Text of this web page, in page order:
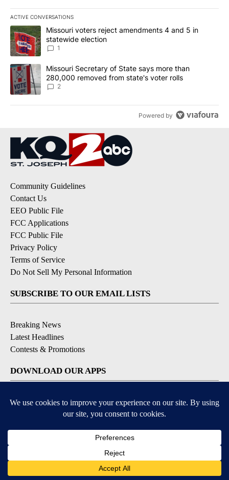
ACTIVE CONVERSATIONS
The following is a list of the most commented articles in the last
A trending article titled "Missouri voters reject amendments 4
Missouri voters reject amendments 4 and 5 in
statewide election
1
A trending article titled "Missouri Secretary of State says more
Missouri Secretary of State says more than
280,000 removed from state's voter rolls
2
Powered by
Community Guidelines
Contact Us
EEO Public File
FCC Applications
FCC Public File
Privacy Policy
Terms of Service
Do Not Sell My Personal Information
SUBSCRIBE TO OUR EMAIL LISTS
Breaking News
Latest Headlines
Contests & Promotions
DOWNLOAD OUR APPS
Available for iOS and Android
© 2026, NEWS-PRESS & GAZETTE CO.